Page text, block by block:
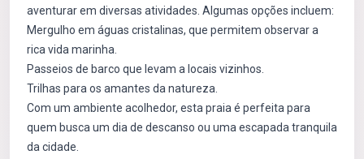
aventurar em diversas atividades. Algumas opções incluem:
Mergulho em águas cristalinas, que permitem observar a
rica vida marinha.
Passeios de barco que levam a locais vizinhos.
Trilhas para os amantes da natureza.
Com um ambiente acolhedor, esta praia é perfeita para
quem busca um dia de descanso ou uma escapada tranquila
da cidade.